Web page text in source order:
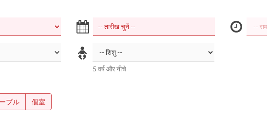
5 वर्ष और नीचे
ブル 個室